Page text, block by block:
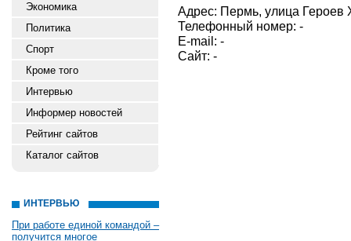
Экономика
Политика
Спорт
Кроме того
Интервью
Информер новостей
Рейтинг сайтов
Каталог сайтов
ИНТЕРВЬЮ
При работе единой командой –
получится многое
Адрес: Пермь, улица Героев
Телефонный номер: -
E-mail: -
Сайт: -